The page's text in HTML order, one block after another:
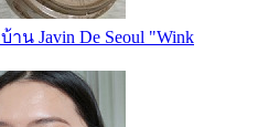
Javin De Seoul "Wink